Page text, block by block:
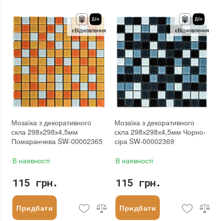
Основа: Самоклейка, Сітка
Призначення:
В інтер'єрі, Для лазні, Для басейну, Для ванної кімнати та туалету, Для вітальні, Для душової, Для кухні, Для спальні, Для фартуха
Вага модуля: 0.57 кг
Розмір чіпа: 25x25 мм
Товщина чіпа: 4.5 мм
Площа модуля: 0,088 м²
Країна виробника: Китай
Бренд: Sticker Wall
Тип поверхні: Глянцева
: новий
: Зі знижкою
Основа: Самоклейка, Сітка
Призначення:
В інтер'єрі, Для лазні, Для басейну, Для ванної кімнати та туалету, Для вітальні, Для душової, Для кухні, Для спальні, Для фартуха
Вага модуля: 0.57 кг
Розмір чіпа: 25x25 мм
Товщина чіпа: 4.5 мм
Площа модуля: 0,088 м²
Країна виробника: Китай
Бренд: Sticker Wall
Тип поверхні: Глянцева
новий
Зі знижкою
Мозаїка з декоративного
скла 298х298х4,5мм
Помаранчева SW-00002365
В наявності
115 грн.
Придбати
Мозаїка з декоративного
скла 298х298х4,5мм Чорно-
сіра SW-00002369
В наявності
115 грн.
Придбати